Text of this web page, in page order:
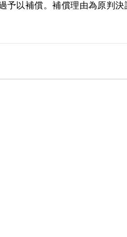
以補償。補償理由為原判
審中均自始否認知悉田進添